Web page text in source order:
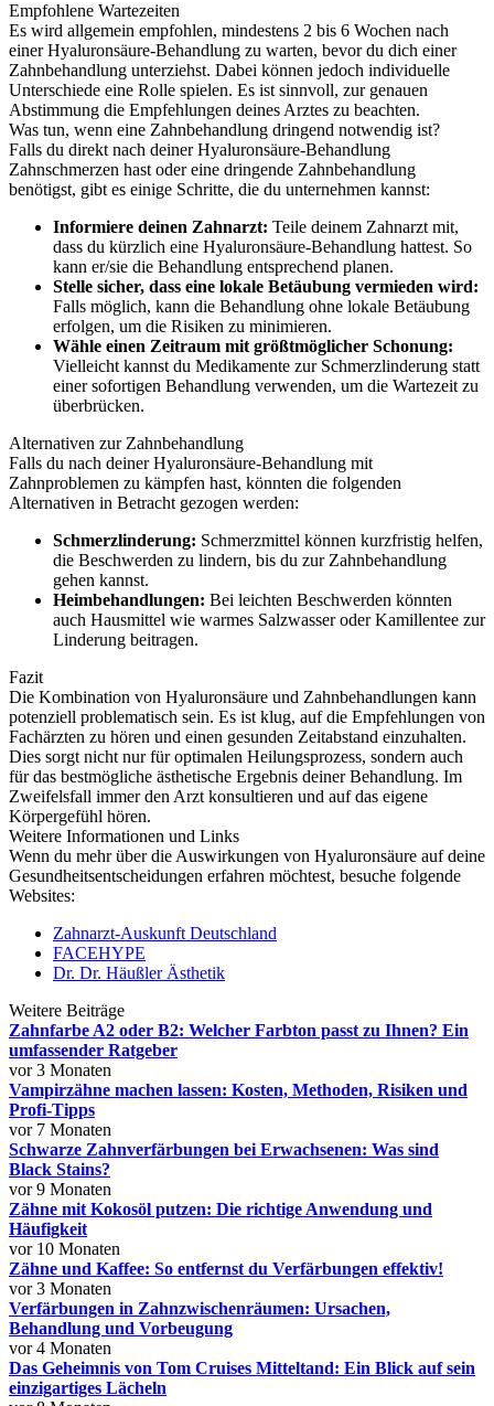
Empfohlene Wartezeiten
Es wird allgemein empfohlen, mindestens 2 bis 6 Wochen nach
einer Hyaluronsäure-Behandlung zu warten, bevor du dich einer
Zahnbehandlung unterziehst. Dabei können jedoch individuelle
Unterschiede eine Rolle spielen. Es ist sinnvoll, zur genauen
Abstimmung die Empfehlungen deines Arztes zu beachten.
Was tun, wenn eine Zahnbehandlung dringend notwendig ist?
Falls du direkt nach deiner Hyaluronsäure-Behandlung
Zahnschmerzen hast oder eine dringende Zahnbehandlung
benötigst, gibt es einige Schritte, die du unternehmen kannst:
Informiere deinen Zahnarzt: Teile deinem Zahnarzt mit,
dass du kürzlich eine Hyaluronsäure-Behandlung hattest. So
kann er/sie die Behandlung entsprechend planen.
Stelle sicher, dass eine lokale Betäubung vermieden wird:
Falls möglich, kann die Behandlung ohne lokale Betäubung
erfolgen, um die Risiken zu minimieren.
Wähle einen Zeitraum mit größtmöglicher Schonung:
Vielleicht kannst du Medikamente zur Schmerzlinderung statt
einer sofortigen Behandlung verwenden, um die Wartezeit zu
überbrücken.
Alternativen zur Zahnbehandlung
Falls du nach deiner Hyaluronsäure-Behandlung mit
Zahnproblemen zu kämpfen hast, könnten die folgenden
Alternativen in Betracht gezogen werden:
Schmerzlinderung: Schmerzmittel können kurzfristig helfen,
die Beschwerden zu lindern, bis du zur Zahnbehandlung
gehen kannst.
Heimbehandlungen: Bei leichten Beschwerden könnten
auch Hausmittel wie warmes Salzwasser oder Kamillentee zur
Linderung beitragen.
Fazit
Die Kombination von Hyaluronsäure und Zahnbehandlungen kann
potenziell problematisch sein. Es ist klug, auf die Empfehlungen von
Fachärzten zu hören und einen gesunden Zeitabstand einzuhalten.
Dies sorgt nicht nur für optimalen Heilungsprozess, sondern auch
für das bestmögliche ästhetische Ergebnis deiner Behandlung. Im
Zweifelsfall immer den Arzt konsultieren und auf das eigene
Körpergefühl hören.
Weitere Informationen und Links
Wenn du mehr über die Auswirkungen von Hyaluronsäure auf deine
Gesundheitsentscheidungen erfahren möchtest, besuche folgende
Websites:
Zahnarzt-Auskunft Deutschland
FACEHYPE
Dr. Dr. Häußler Ästhetik
Weitere Beiträge
Zahnfarbe A2 oder B2: Welcher Farbton passt zu Ihnen? Ein
umfassender Ratgeber
vor 3 Monaten
Vampirzähne machen lassen: Kosten, Methoden, Risiken und
Profi-Tipps
vor 7 Monaten
Schwarze Zahnverfärbungen bei Erwachsenen: Was sind
Black Stains?
vor 9 Monaten
Zähne mit Kokosöl putzen: Die richtige Anwendung und
Häufigkeit
vor 10 Monaten
Zähne und Kaffee: So entfernst du Verfärbungen effektiv!
vor 3 Monaten
Verfärbungen in Zahnzwischenräumen: Ursachen,
Behandlung und Vorbeugung
vor 4 Monaten
Das Geheimnis von Tom Cruises Mitteltand: Ein Blick auf sein
einzigartiges Lächeln